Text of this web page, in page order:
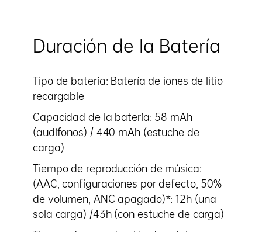
Duración de la Batería
Tipo de batería: Batería de iones de litio
recargable
Capacidad de la batería: 58 mAh
(audífonos) / 440 mAh (estuche de
carga)
Tiempo de reproducción de música:
(AAC, configuraciones por defecto, 50%
de volumen, ANC apagado)*: 12h (una
sola carga) /43h (con estuche de carga)